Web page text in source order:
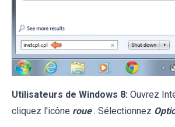
Utilisateurs de Windows 8: Ouvrez
cliquez l'icône roue . Sélectionnez